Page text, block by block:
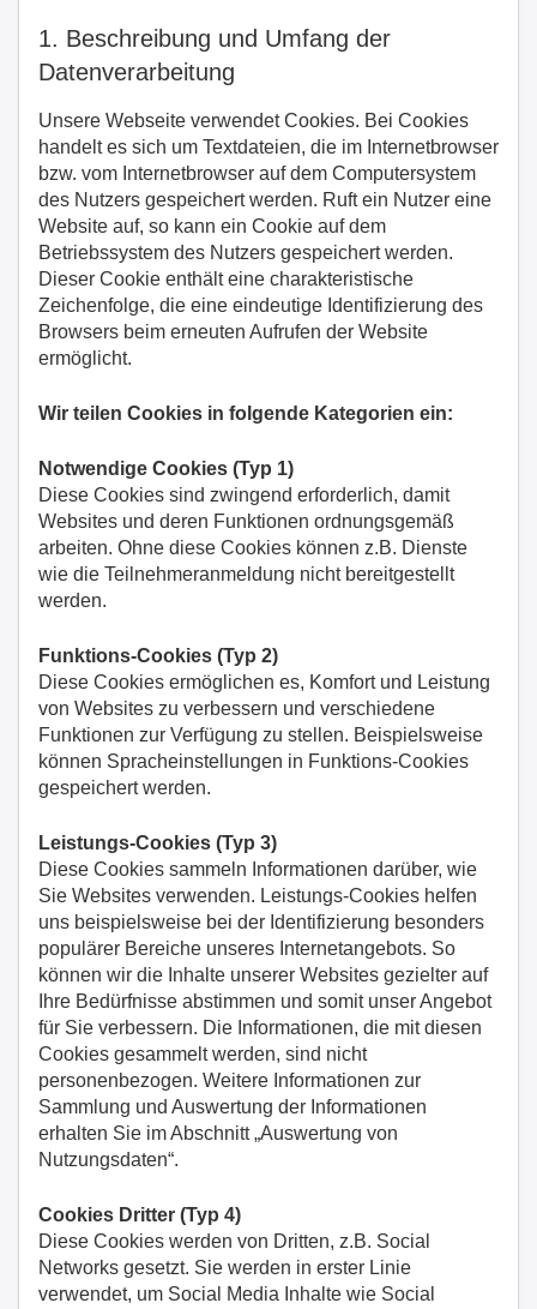
1. Beschreibung und Umfang der
Datenverarbeitung
Unsere Webseite verwendet Cookies. Bei Cookies
handelt es sich um Textdateien, die im Internetbrowser
bzw. vom Internetbrowser auf dem Computersystem
des Nutzers gespeichert werden. Ruft ein Nutzer eine
Website auf, so kann ein Cookie auf dem
Betriebssystem des Nutzers gespeichert werden.
Dieser Cookie enthält eine charakteristische
Zeichenfolge, die eine eindeutige Identifizierung des
Browsers beim erneuten Aufrufen der Website
ermöglicht.
Wir teilen Cookies in folgende Kategorien ein:
Notwendige Cookies (Typ 1)
Diese Cookies sind zwingend erforderlich, damit
Websites und deren Funktionen ordnungsgemäß
arbeiten. Ohne diese Cookies können z.B. Dienste
wie die Teilnehmeranmeldung nicht bereitgestellt
werden.
Funktions-Cookies (Typ 2)
Diese Cookies ermöglichen es, Komfort und Leistung
von Websites zu verbessern und verschiedene
Funktionen zur Verfügung zu stellen. Beispielsweise
können Spracheinstellungen in Funktions-Cookies
gespeichert werden.
Leistungs-Cookies (Typ 3)
Diese Cookies sammeln Informationen darüber, wie
Sie Websites verwenden. Leistungs-Cookies helfen
uns beispielsweise bei der Identifizierung besonders
populärer Bereiche unseres Internetangebots. So
können wir die Inhalte unserer Websites gezielter auf
Ihre Bedürfnisse abstimmen und somit unser Angebot
für Sie verbessern. Die Informationen, die mit diesen
Cookies gesammelt werden, sind nicht
personenbezogen. Weitere Informationen zur
Sammlung und Auswertung der Informationen
erhalten Sie im Abschnitt „Auswertung von
Nutzungsdaten“.
Cookies Dritter (Typ 4)
Diese Cookies werden von Dritten, z.B. Social
Networks gesetzt. Sie werden in erster Linie
verwendet, um Social Media Inhalte wie Social